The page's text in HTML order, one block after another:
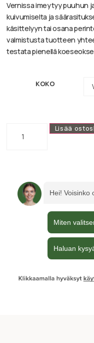
Vernissa imeytyy puuhun
kuivumiselta ja
käsittelyyn tai osana
valmistusta tuotteen
testata pienellä
KOKO
Lisää